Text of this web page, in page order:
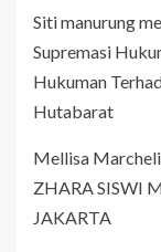
Siti manurung
Supremasi
Hukuman
Hutabarat
Mellisa
ZHARA SISWI
JAKARTA